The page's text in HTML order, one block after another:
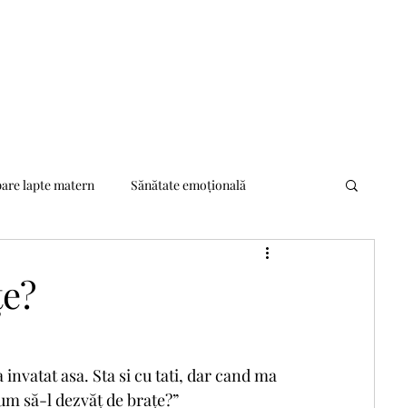
lapte matern Sănătate emoțională
asa. Sta si cu tati, dar cand ma
să-l dezvăț de brațe?”